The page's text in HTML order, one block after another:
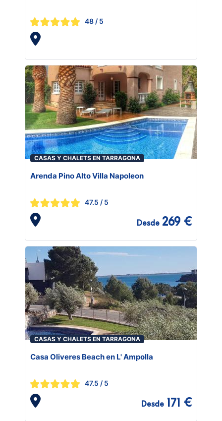
48 / 5
CASAS Y CHALETS EN TARRAGONA
Arenda Pino Alto Villa Napoleon
47.5 / 5
Desde 269 €
CASAS Y CHALETS EN TARRAGONA
Casa Oliveres Beach en L' Ampolla
47.5 / 5
Desde 171 €